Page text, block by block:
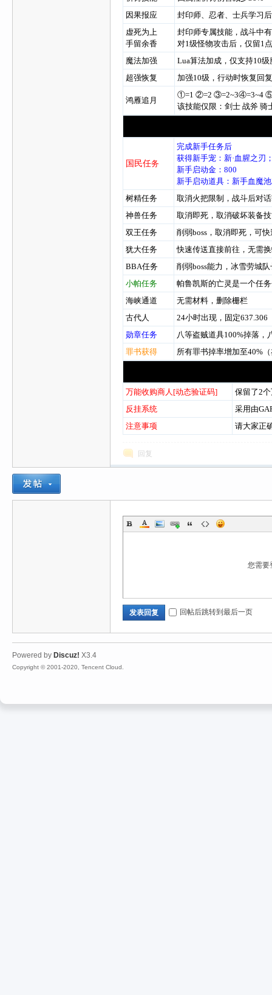
因果报应
封印师、忍者、士兵学习
虚死为上
手留余香
封印师专属技能，战斗中
对1级怪物攻击后，仅留1
魔法加强
Lua算法加成，仅支持10
超强恢复
加强10级，行动时恢复回
鸿雁追月
①=1 ②=2 ③=2~3④=3~4
该技能仅限：剑士 战斧 骑
国民任务
完成新手任务后
获得新手宠：新·血腥之刃
新手启动金：800
新手启动道具：新手血魔
树精任务
取消火把限制，战斗后对
神兽任务
取消即死，取消破坏装备
双王任务
削弱boss，取消即死，可
犹大任务
快速传送直接前往，无需
BBA任务
削弱boss能力，冰雪劳城
小帕任务
帕鲁凯斯的亡灵是一
海峡通道
无需材料，删除栅栏
古代人
24小时出现，固定637.306
勋章任务
八等盗贼道具100%掉落，
罪书获得
所有罪书掉率增加至40%
万能收购商人[动态验证码]
保留了2
反挂系统
采用由
注意事项
请大家正
回复
您需要
发表回复 回帖后跳转到最后一页
Powered by Discuz! X3.4
Copyright © 2001-2020, Tencent Cloud.